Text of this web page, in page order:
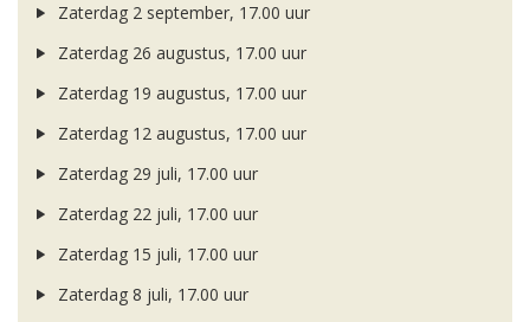
Zaterdag 2 september, 17.00 uur
Zaterdag 26 augustus, 17.00 uur
Zaterdag 19 augustus, 17.00 uur
Zaterdag 12 augustus, 17.00 uur
Zaterdag 29 juli, 17.00 uur
Zaterdag 22 juli, 17.00 uur
Zaterdag 15 juli, 17.00 uur
Zaterdag 8 juli, 17.00 uur